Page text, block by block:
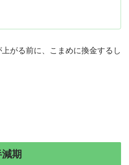
がる前に、こまめに換金するし
期